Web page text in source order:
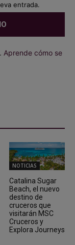
entrada.
Aprende cómo se
NOTICIAS
Catalina Sugar
Beach, el nuevo
destino de
cruceros que
visitarán MSC
Cruceros y
Explora Journeys